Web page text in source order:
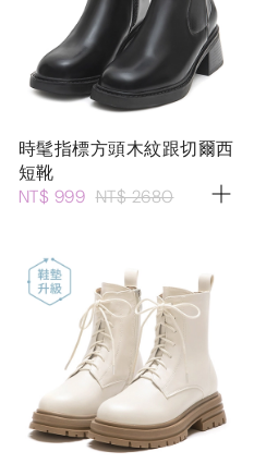
時髦指標方頭木紋跟切爾西
短靴
NT$ 999 NT$ 2680